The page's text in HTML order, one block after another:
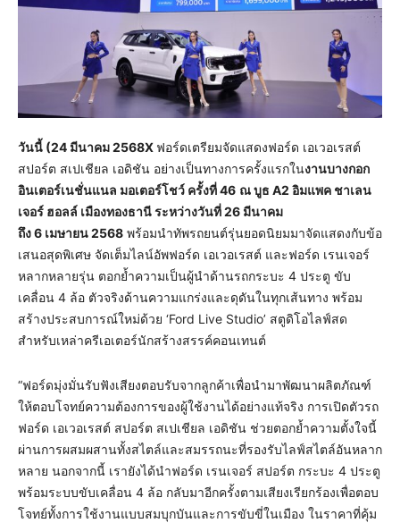
วันนี้ (24 มีนาคม 2568X ฟอร์ดเตรียมจัดแสดงฟอร์ด เอเวอเรสต์
สปอร์ต สเปเชียล เอดิชัน อย่างเป็นทางการครั้งแรกในงานบางกอก
อินเตอร์เนชั่นแนล มอเตอร์โชว์ ครั้งที่46 ณบูธ A2 อิมแพค ชาเลน
เจอร์ ฮอลล์ เมืองทองธานี ระหว่างวันที่ 26 มีนาคม
ถึง 6 เมษายน 2568 พร้อมนำทัพรถยนต์รุ่นยอดนิยมมาจัดแสดงกับข้อ
เสนอสุดพิเศษ จัดเต็มไลน์อัพฟอร์ด เอเวอเรสต์ และฟอร์ด เรนเจอร์​
หลากหลายรุ่น ตอกย้ำความเป็นผู้นำด้านรถกระบะ 4 ประตู ขับ
เคลื่อน 4 ล้อ ตัวจริงด้านความแกร่งและดุดันในทุกเส้นทาง พร้อม
สร้างประสบการณ์ใหม่ด้วย ‘Ford Live Studio’ สตูดิโอไลฟ์สด
สำหรับเหล่าครีเอเตอร์นักสร้างสรรค์คอนเทนต์
“ฟอร์ดมุ่งมั่นรับฟังเสียงตอบรับจากลูกค้าเพื่อนำมาพัฒนาผลิตภัณฑ์
ให้ตอบโจทย์ความต้องการของผู้ใช้งานได้อย่างแท้จริง การเปิดตัวรถ
ฟอร์ด เอเวอเรสต์ สปอร์ต สเปเชียล เอดิชัน ช่วยตอกย้ำความตั้งใจนี้
ผ่านการผสมผสานทั้งสไตล์และสมรรถนะที่รองรับไลฟ์สไตล์อันหลาก
หลาย นอกจากนี้ เรายังได้นำฟอร์ด เรนเจอร์ สปอร์ต กระบะ 4 ประตู
พร้อมระบบขับเคลื่อน 4 ล้อ กลับมาอีกครั้งตามเสียงเรียกร้องเพื่อตอบ
โจทย์ทั้งการใช้งานแบบสมบุกบันและการขับขี่ในเมือง ในราคาที่คุ้ม